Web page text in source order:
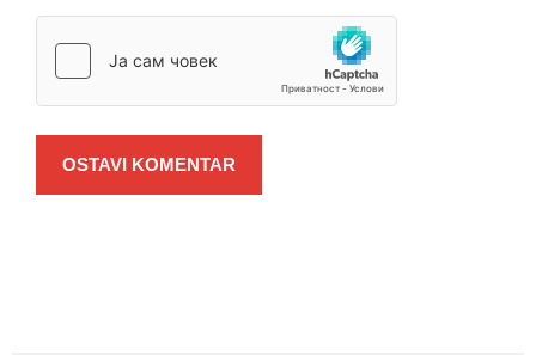
OSTAVI KOMENTAR